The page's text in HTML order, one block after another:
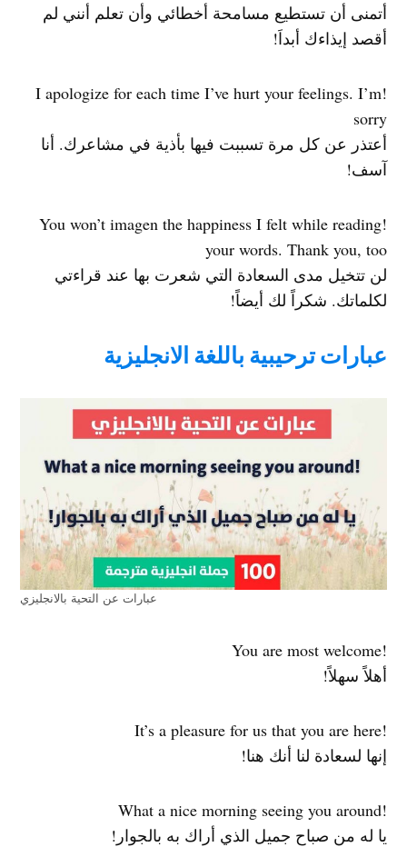
أتمنى أن تستطيع مسامحة أخطائي وأن تعلم أنني لم
أقصد إيذاءك أبداَ!
!I apologize for each time I’ve hurt your feelings. I’m
sorry
أعتذر عن كل مرة تسببت فيها بأذية في مشاعرك. أنا
آسف!
!You won’t imagen the happiness I felt while reading
your words. Thank you, too
لن تتخيل مدى السعادة التي شعرت بها عند قراءتي
لكلماتك. شكراً لك أيضاً!
عبارات ترحيبية باللغة الانجليزية
عبارات عن التحية بالانجليزي
!You are most welcome
أهلاً سهلاً!
!It’s a pleasure for us that you are here
إنها لسعادة لنا أنك هنا!
!What a nice morning seeing you around
يا له من صباح جميل الذي أراك به بالجوار!